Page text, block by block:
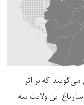
که بر اثر
این ولایت سه